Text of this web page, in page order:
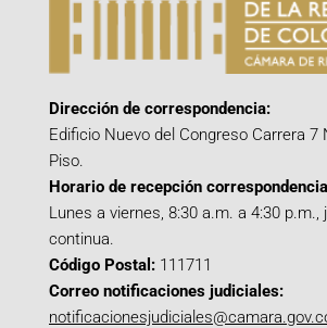
Dirección de correspondencia:
Edificio Nuevo del Congreso Carrera 7
Piso.
Horario de recepción
Lunes a viernes, 8:30 a.m. a 4:30 p.m.,
continua.
Código Postal: 111711
Correo notificaciones judiciales: